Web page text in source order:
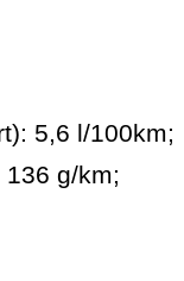
5,6 l/100km;
136 g/km;